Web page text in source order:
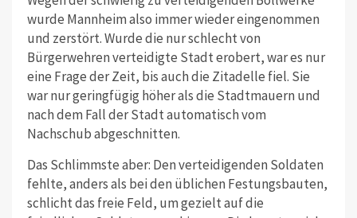
wurde Mannheim also immer wieder eingenommen
und zerstört. Wurde die nur schlecht von
Bürgerwehren verteidigte Stadt erobert, war es nur
eine Frage der Zeit, bis auch die Zitadelle fiel. Sie
war nur geringfügig höher als die Stadtmauern und
nach dem Fall der Stadt automatisch vom
Nachschub abgeschnitten.
Das Schlimmste aber: Den verteidigenden Soldaten
fehlte, anders als bei den üblichen Festungsbauten,
schlicht das freie Feld, um gezielt auf die